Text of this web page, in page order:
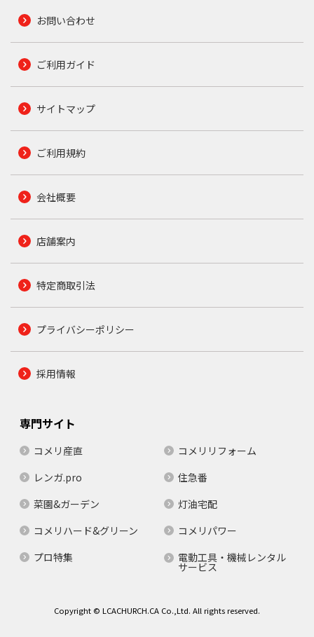
お問い合わせ
ご利用ガイド
サイトマップ
ご利用規約
会社概要
店舗案内
特定商取引法
プライバシーポリシー
採用情報
専門サイト
コメリ産直
コメリリフォーム
レンガ.pro
住急番
菜園&ガーデン
灯油宅配
コメリハード&グリーン
コメリパワー
プロ特集
電動工具・機械レンタル
サービス
Copyright © LCACHURCH.CA Co.,Ltd. All rights reserved.